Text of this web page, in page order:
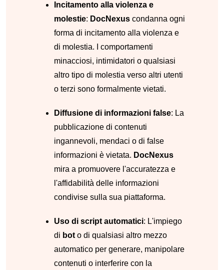
Incitamento alla violenza e
molestie: DocNexus condanna ogni
forma di incitamento alla violenza e
di molestia. I comportamenti
minacciosi, intimidatori o qualsiasi
altro tipo di molestia verso altri utenti
o terzi sono formalmente vietati.
Diffusione di informazioni false: La
pubblicazione di contenuti
ingannevoli, mendaci o di false
informazioni è vietata. DocNexus
mira a promuovere l'accuratezza e
l'affidabilità delle informazioni
condivise sulla sua piattaforma.
Uso di script automatici: L'impiego
di bot o di qualsiasi altro mezzo
automatico per generare, manipolare
contenuti o interferire con la